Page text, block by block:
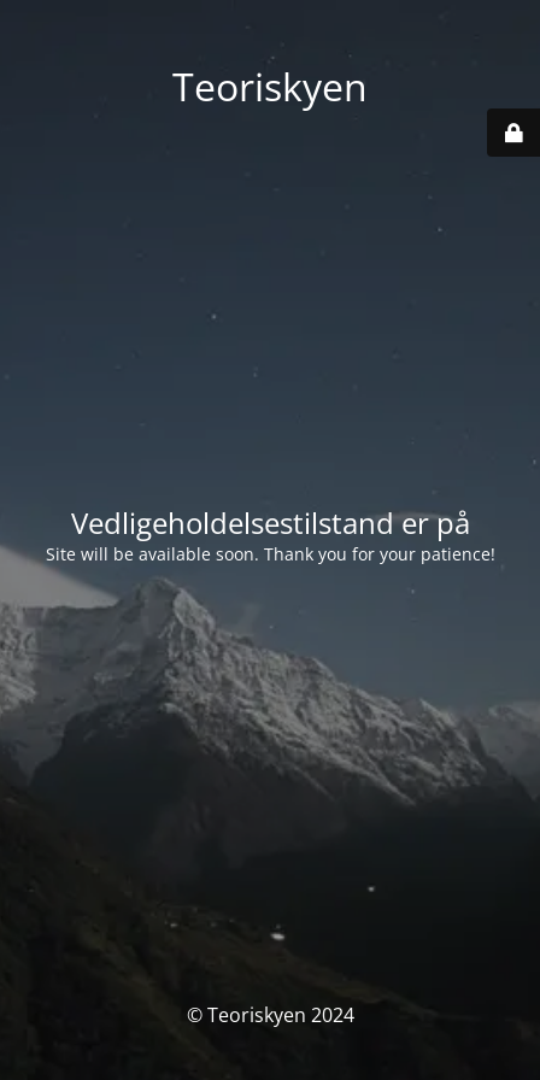
Teoriskyen
Vedligeholdelsestilstand er på
Site will be available soon. Thank you for your patience!
© Teoriskyen 2024